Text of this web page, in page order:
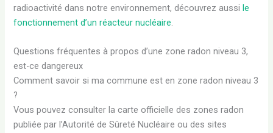
radioactivité dans notre environnement, découvrez aussile
fonctionnement d’un réacteur nucléaire.
Questions fréquentes à propos d’une zone radon niveau 3,
est-ce dangereux
Comment savoir si ma commune est en zone radon niveau 3
?
Vous pouvez consulter la carte officielle des zones radon
publiée par l’Autorité de Sûreté Nucléaire ou des sites